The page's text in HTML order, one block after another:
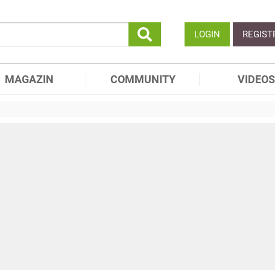
LOGIN
MAGAZIN COMMUNITY VIDEOS